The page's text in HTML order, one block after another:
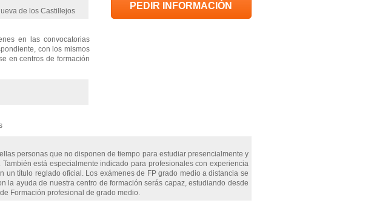
PEDIR INFORMACIÓN
de los Castillejos
en las convocatorias
con los mismos
en centros de formación
personas que no disponen de tiempo para estudiar presencialmente y
está especialmente indicado para profesionales con experiencia
título reglado oficial. Los exámenes de FP grado medio a distancia se
la ayuda de nuestra centro de formación serás capaz, estudiando desde
Formación profesional de grado medio.